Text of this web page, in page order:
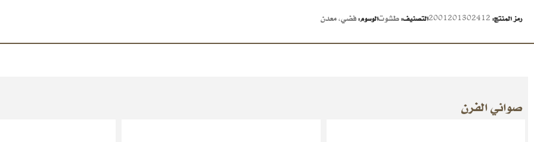
رمز المنتج: 2001201302412التصنيف:طشوتالوسوم:فضي,معدن
صواني الفرن